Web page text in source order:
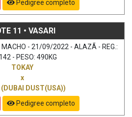
Pedigree completo
11 • VASARI
MACHO - 21/09/2022 - ALAZÃ - REG.:
- PESO: 490KG
TOKAY
x
(DUBAI DUST(USA))
Pedigree completo